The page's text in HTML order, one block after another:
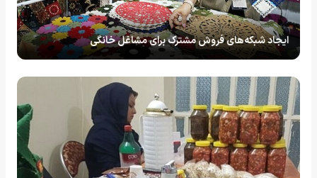
ایجاد شبکه‌های فروش مشترک برای مشاغل خانگی